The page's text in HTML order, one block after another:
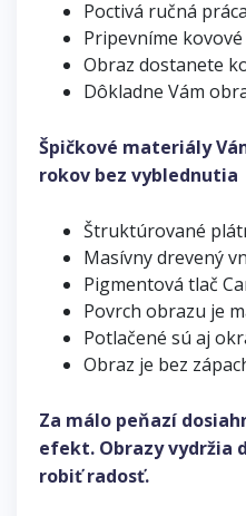
Poctivá ručná
Pripevníme
Obraz dostanete
Dôkladne Vám
Špičkové materiály
rokov bez vyblednutia
Štruktúrované
Masívny drevený
Pigmentová tlač
Povrch obrazu je
Potlačené sú aj
Obraz je bez
Za málo peňazí
efekt. Obrazy vydržia
robiť radosť.